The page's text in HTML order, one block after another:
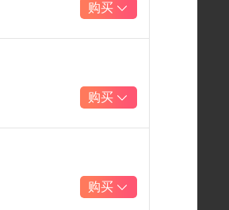
购买
购买
购买